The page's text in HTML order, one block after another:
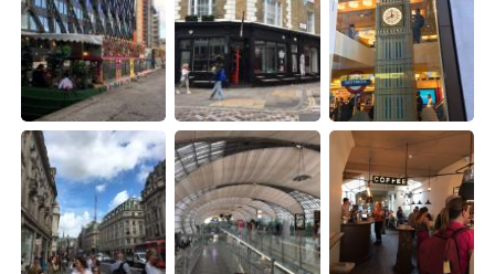
ไทย Italiano
Türkçe Tiếng Việt
Português